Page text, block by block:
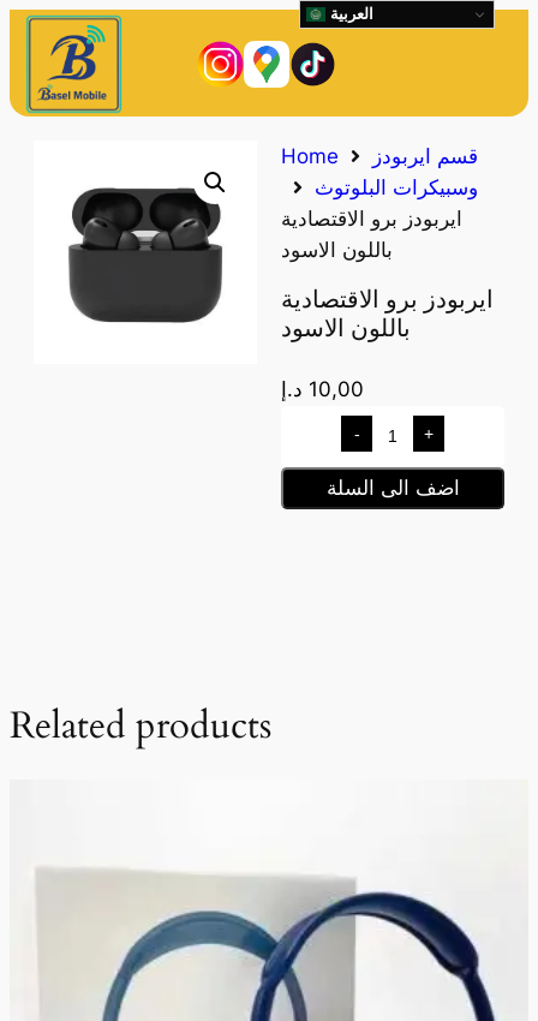
Home
قسم ايربودز
وسبيكرات البلوتوث
ايربودز برو الاقتصادية
باللون الاسود
ايربودز برو الاقتصادية
باللون الاسود
10,00 د.إ
- +
اضف الى السلة
Related products
العربية